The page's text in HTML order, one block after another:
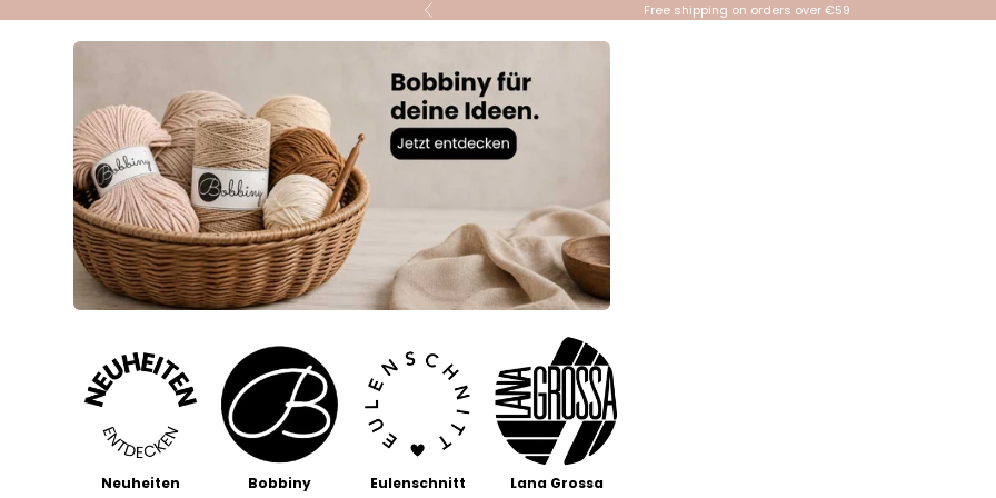
Previous Free shipping on orders over €59
Neuheiten Bobbiny Eulenschnitt Lana Grossa